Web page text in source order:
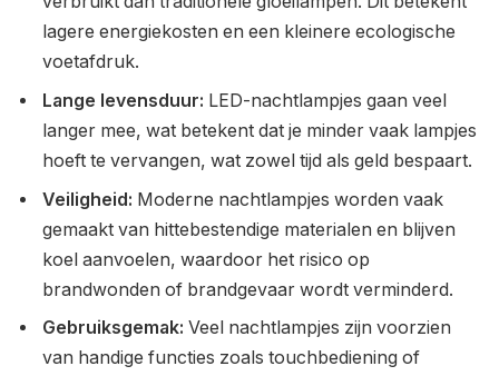
lagere energiekosten en een kleinere ecologische
voetafdruk.
Lange levensduur: LED-nachtlampjes gaan veel
langer mee, wat betekent dat je minder vaak lampjes
hoeft te vervangen, wat zowel tijd als geld bespaart.
Veiligheid: Moderne nachtlampjes worden vaak
gemaakt van hittebestendige materialen en blijven
koel aanvoelen, waardoor het risico op
brandwonden of brandgevaar wordt verminderd.
Gebruiksgemak: Veel nachtlampjes zijn voorzien
van handige functies zoals touchbediening of